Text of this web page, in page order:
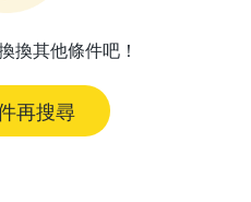
換其他條件吧！
再搜尋